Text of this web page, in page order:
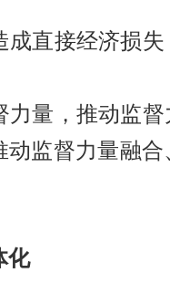
直接经济损失
量，推动监督
监督力量融
化